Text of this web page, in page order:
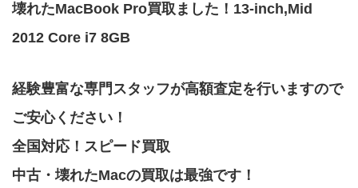
壊れたMacBook Pro買取ました！13-inch,Mid
2012 Core i7 8GB
経験豊富な専門スタッフが高額査定を行いますので
ご安心ください！
全国対応！スピード買取
中古・壊れたMacの買取は最強です！